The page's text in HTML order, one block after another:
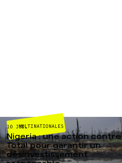
MULTINATIONALES
10 JUIL
Nigeria : une action contre
Total pour garantir un
désinvestissement